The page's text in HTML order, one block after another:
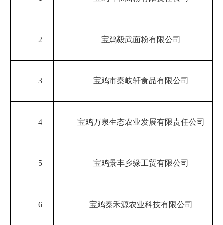
2 宝鸡毅武面粉有限公司
3 宝鸡市秦岐轩食品有限公司
4 宝鸡万泉生态农业发展有限责任公司
5 宝鸡景丰乡缘工贸有限公司
6 宝鸡秦禾源农业科技有限公司